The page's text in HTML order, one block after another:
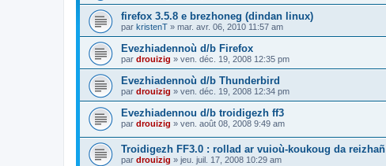
firefox 3.5.8 e brezhoneg (dindan linux)
par kristenT » mar. avr. 06, 2010 11:57 am
Evezhiadennoù d/b Firefox
par drouizig » ven. déc. 19, 2008 12:35 pm
Evezhiadennoù d/b Thunderbird
par drouizig » ven. déc. 19, 2008 12:34 pm
Evezhiadennou d/b troidigezh ff3
par drouizig » ven. août 08, 2008 9:49 am
Troidigezh FF3.0 : rollad ar vuioù-koukoug da reizhañ
par drouizig » jeu. juil. 17, 2008 10:29 am